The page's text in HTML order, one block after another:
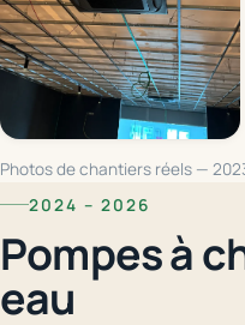
Photos de chantiers réels —
2024 – 2026
Pompes à
eau